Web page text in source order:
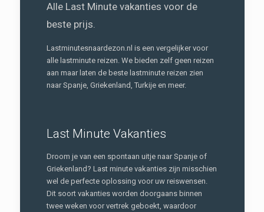
Alle Last Minute vakanties voor de
beste prijs.
Lastminutesnaardezon.nl is een vergelijker voor
alle lastminute reizen. We bieden zelf geen reizen
aan maar laten de beste lastminute reizen zien
naar Spanje, Griekenland, Turkije en meer.
Last Minute Vakanties
Droom je van een spontaan uitje naar Spanje of
Griekenland? Last minute vakanties zijn misschien
wel de perfecte oplossing voor uw reiswensen.
Dit soort vakanties worden doorgaans binnen
twee weken voor vertrek geboekt, waardoor